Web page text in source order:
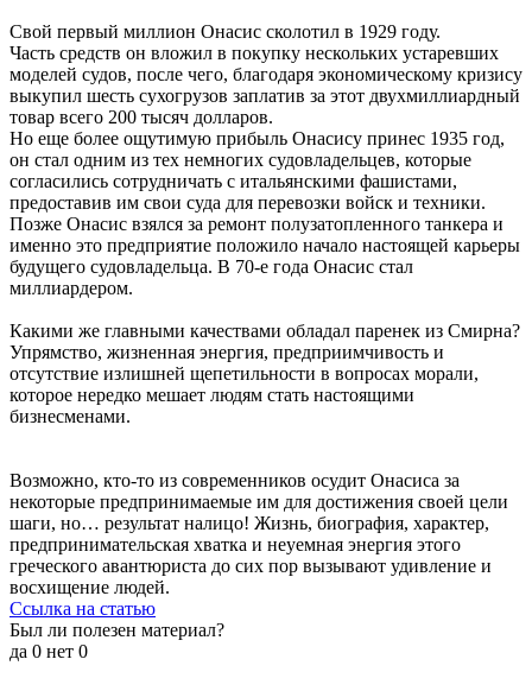
Свой первый миллион Онасис сколотил в 1929 году.
Часть средств он вложил в покупку нескольких устаревших
моделей судов, после чего, благодаря экономическому кризису
выкупил шесть сухогрузов заплатив за этот двухмиллиардный
товар всего 200 тысяч долларов.
Но еще более ощутимую прибыль Онасису принес 1935 год,
он стал одним из тех немногих судовладельцев, которые
согласились сотрудничать с итальянскими фашистами,
предоставив им свои суда для перевозки войск и техники.
Позже Онасис взялся за ремонт полузатопленного танкера и
именно это предприятие положило начало настоящей карьеры
будущего судовладельца. В 70-е года Онасис стал
миллиардером.
Какими же главными качествами обладал паренек из Смирна?
Упрямство, жизненная энергия, предприимчивость и
отсутствие излишней щепетильности в вопросах морали,
которое нередко мешает людям стать настоящими
бизнесменами.
Возможно, кто-то из современников осудит Онасиса за
некоторые предпринимаемые им для достижения своей цели
шаги, но… результат налицо! Жизнь, биография, характер,
предпринимательская хватка и неуемная энергия этого
греческого авантюриста до сих пор вызывают удивление и
восхищение людей.
Ссылка на статью
Был ли полезен материал?
да 0 нет 0